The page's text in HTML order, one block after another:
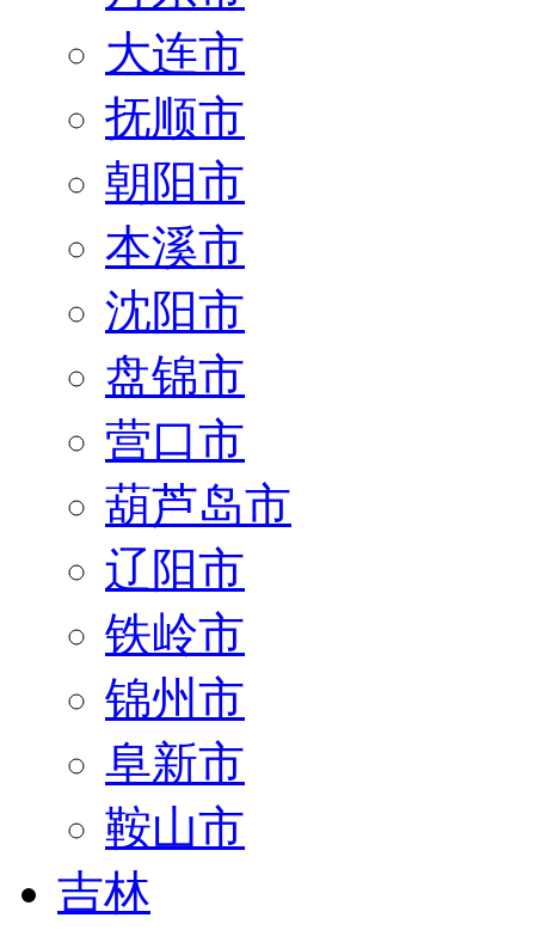
大连市
抚顺市
朝阳市
本溪市
沈阳市
盘锦市
营口市
葫芦岛市
辽阳市
铁岭市
锦州市
阜新市
鞍山市
吉林